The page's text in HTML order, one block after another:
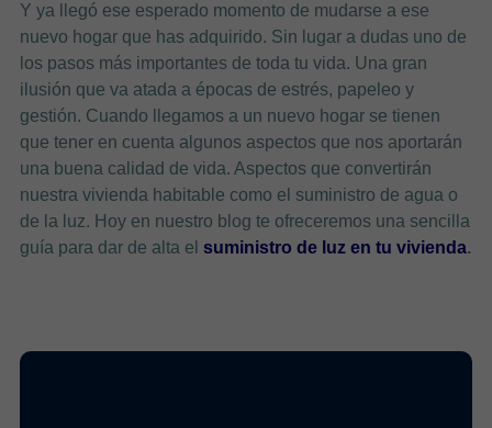
Y ya llegó ese esperado momento de mudarse a ese
nuevo hogar que has adquirido. Sin lugar a dudas uno de
los pasos más importantes de toda tu vida. Una gran
ilusión que va atada a épocas de estrés, papeleo y
gestión. Cuando llegamos a un nuevo hogar se tienen
que tener en cuenta algunos aspectos que nos aportarán
una buena calidad de vida. Aspectos que convertirán
nuestra vivienda habitable como el suministro de agua o
de la luz. Hoy en nuestro blog te ofreceremos una sencilla
guía para dar de alta el suministro de luz en tu vivienda.